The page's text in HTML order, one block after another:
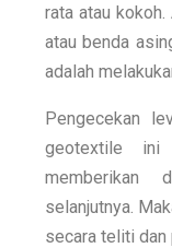
rata atau
atau benda
adalah
Pengecekan
geotextile
memberikan
selanjutnya.
secara teliti dan